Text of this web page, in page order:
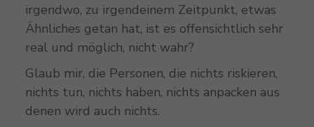
irgendwo, zu irgendeinem Zeitpunkt, etwas
Ähnliches getan hat, ist es offensichtlich sehr
real und möglich, nicht wahr?
Glaub mir, die Personen, die nichts riskieren,
nichts tun, nichts haben, nichts anpacken aus
denen wird auch nichts.